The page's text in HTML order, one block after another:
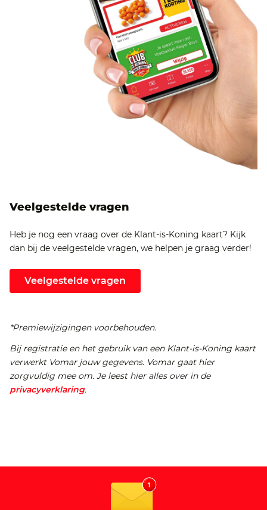
Veelgestelde vragen
Heb je nog een vraag over de Klant-is-Koning kaart? Kijk
dan bij de veelgestelde vragen, we helpen je graag verder!
Veelgestelde vragen
*Premiewijzigingen voorbehouden.
Bij registratie en het gebruik van een Klant-is-Koning kaart
verwerkt Vomar jouw gegevens. Vomar gaat hier
zorgvuldig mee om. Je leest hier alles over in de
privacyverklaring.